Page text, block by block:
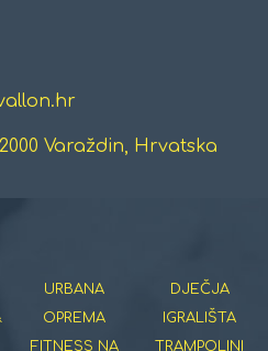
Varaždin, Hrvatska
URBANA
OPREMA
FITNESS NA
DJEČJA
IGRALIŠTA
TRAMPOLINI